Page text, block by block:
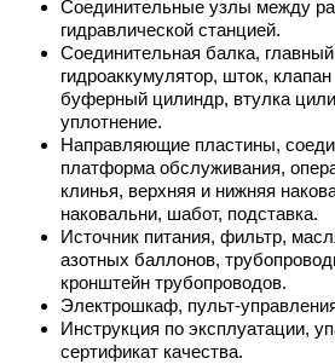
Соединительные узлы между
гидравлической станцией.
Соединительная балка,
гидроаккумулятор, шток,
буферный цилиндр, втулка
уплотнение.
Направляющие пластины,
платформа обслуживания,
клинья, верхняя и нижняя
наковальни, шабот, подставка.
Источник питания, фильтр,
азотных баллонов,
кронштейн трубопроводов.
Электрошкаф, пульт-
Инструкция по эксплуатации,
сертификат качества.